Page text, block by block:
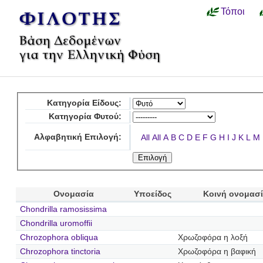
Τόποι
Κατηγορία Είδους:
Κατηγορία Φυτού:
Αλφαβητική Επιλογή: All All A B C D E F G H I J K L M
Ονομασία Υποείδος
Κοινή
Chondrilla ramosissima
Chondrilla uromoffii
Chrozophora obliqua
Χρωζοφόρα η λοξή
Chrozophora tinctoria
Χρωζοφόρα η βαφική